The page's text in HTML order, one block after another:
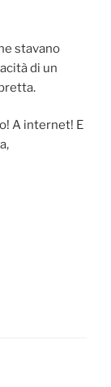
stavano
di un
A internet! E